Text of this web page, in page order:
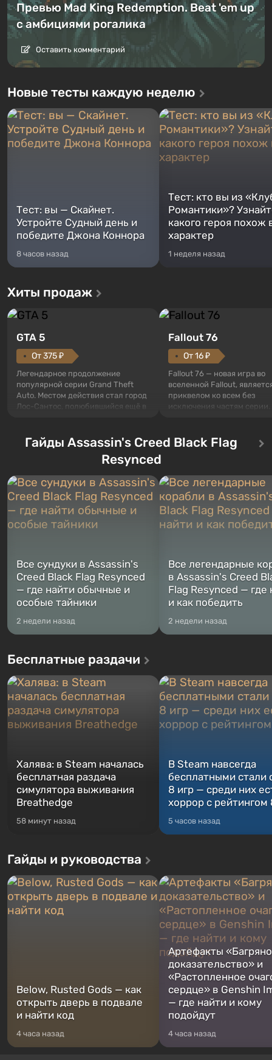
Превью Mad King Redemption. Beat 'em up
с амбициями рогалика
Оставить комментарий
Новые тесты каждую неделю
Тест: вы — Скайнет.
Устройте Судный день и
победите Джона Коннора
8 часов назад
Тест: кто вы из
Романтики»?
какого героя похож
характер
1 неделя назад
Хиты продаж
GTA 5
От 375 ₽
Легендарное продолжение
популярной серии Grand Theft
Auto. Местом действия стал город
Лос-Сантос, полюбившийся ещё в
сразу трех персонажей: Майкла,
Тревора и Франклина, между
Жанр и...
Fallout 76
От 16 ₽
Fallout 76 — новая игра во
вселенной Fallout,
приквелом ко всем без
исключения частям серии.
Оно же, по задумке
Vault-Tec, должно
Место действия Fallout...
Гайды Assassin's Creed Black Flag
Resynced
Все сундуки в Assassin's
Creed Black Flag Resynced
— где найти обычные и
особые тайники
2 недели назад
Все легендарные
в Assassin's Creed
Flag Resynced — где
и как победить
2 недели назад
Бесплатные раздачи
Халява: в Steam началась
бесплатная раздача
симулятора выживания
Breathedge
58 минут назад
В Steam навсегда
бесплатными стали
8 игр — среди них
хоррор с рейтингом
5 часов назад
Гайды и руководства
Below, Rusted Gods — как
открыть дверь в подвале
и найти код
4 часа назад
Артефакты
доказательство» и
«Растопленное
сердце» в Genshin
— где найти и кому
подойдут
4 часа назад